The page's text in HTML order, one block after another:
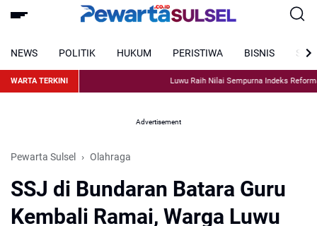
NEWS POLITIK HUKUM PERISTIWA BISNIS
WARTA TERKINI Luwu Raih Nilai Sempurna Indeks Reformasi
Advertisement
Pewarta Sulsel Olahraga
SSJ di Bundaran Batara Guru
Kembali Ramai, Warga Luwu